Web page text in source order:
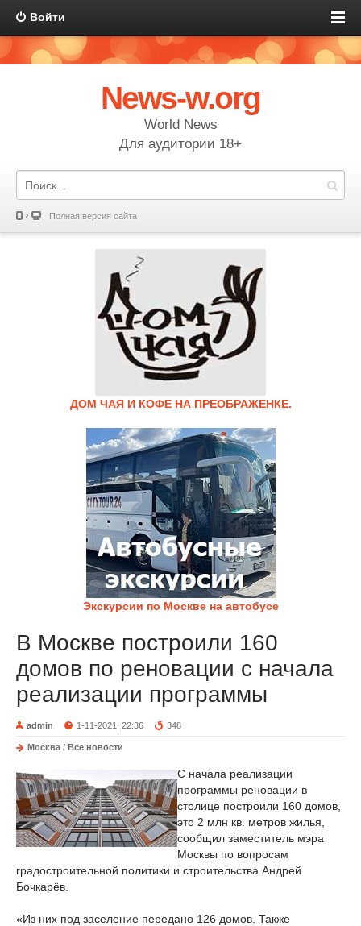
Войти
News-w.org
World News
Для аудитории 18+
Полная версия сайта
ДОМ ЧАЯ И КОФЕ НА ПРЕОБРАЖЕНКЕ.
Экскурсии по Москве на автобусе
В Москве построили 160
домов по реновации с начала
реализации программы
admin 1-11-2021, 22:36 348
Москва / Все новости
С начала реализации
программы реновации в
столице построили 160 домов,
это 2 млн кв. метров жилья,
сообщил заместитель мэра
Москвы по вопросам
градостроительной политики и строительства Андрей
Бочкарёв.
«Из них под заселение передано 126 домов. Также